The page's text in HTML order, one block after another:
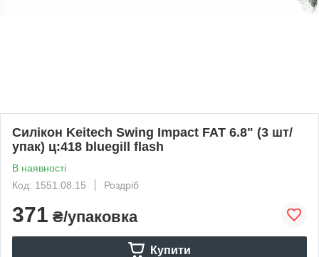
Силікон Keitech Swing Impact FAT 6.8" (3 шт/
упак) ц:418 bluegill flash
В наявності
Код: 1551.08.15
Роздріб
371 ₴/упаковка
Купити